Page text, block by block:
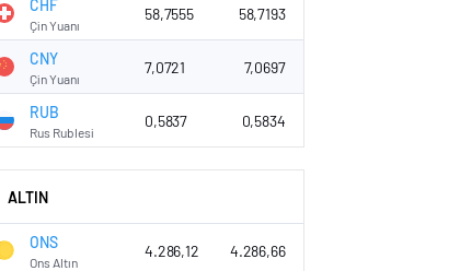
CHF
Çin Yuanı
58,7555 58,7193
CNY
Çin Yuanı
7,0721 7,0697
RUB
Rus Rublesi
0,5837 0,5834
ALTIN
ONS
Ons Altın
4.286,12 4.286,66